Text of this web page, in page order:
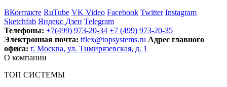
ВКонтакте RuTube VK Video Facebook Twitter Instagram
Sketchfab Яндекс Дзен Telegram
Телефоны: +7(499) 973-20-34 +7 (499) 973-20-35
Электронная почта: tflex@topsystems.ru Адрес главного
офиса: г. Москва, ул. Тимирязевская, д. 1
О компании
ТОП СИСТЕМЫ